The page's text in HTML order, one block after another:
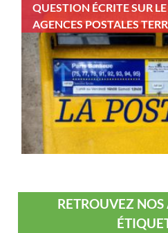
QUESTION ÉCRITE SUR
AGENCES POSTALES
RETROUVEZ NOS